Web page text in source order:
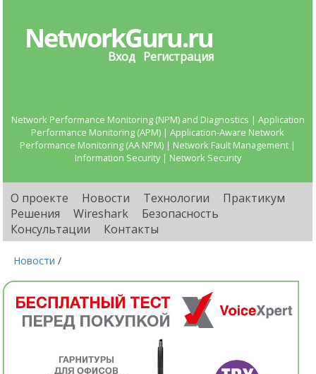
Вход Регистрация
Network Performance Monitoring (NPM) and Diagnostics | Application
Performance Monitoring (APM) | Application-Aware Network
Performance Monitoring (AA NPM) | Network Fault Management |
Information Security | Network Security
О проекте Новости Технологии
Практикум
Решения
Wireshark
Безопасность
Консультации
Контакты
Новости /